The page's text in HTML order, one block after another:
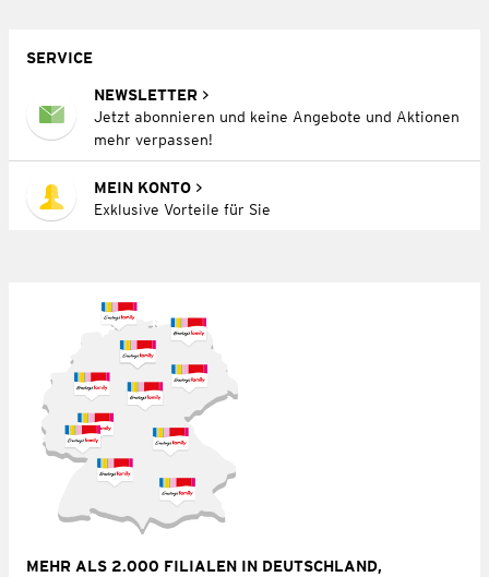
SERVICE
NEWSLETTER
Jetzt abonnieren und keine Angebote und Aktionen
mehr verpassen!
MEIN KONTO
Exklusive Vorteile für Sie
MEHR ALS 2.000 FILIALEN IN DEUTSCHLAND,